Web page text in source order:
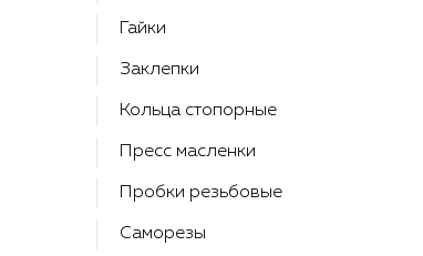
Гайки
Заклепки
Кольца стопорные
Пресс масленки
Пробки резьбовые
Саморезы